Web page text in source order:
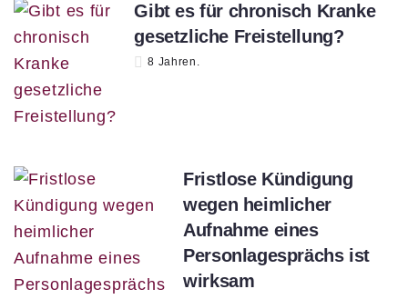
Gibt es für chronisch Kranke
gesetzliche Freistellung?
8 Jahren.
Fristlose Kündigung
wegen heimlicher
Aufnahme eines
Personlagesprächs ist
wirksam